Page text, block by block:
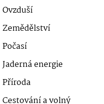
Ovzduší
Zemědělství
Počasí
Jaderná energie
Příroda
Cestování a volný